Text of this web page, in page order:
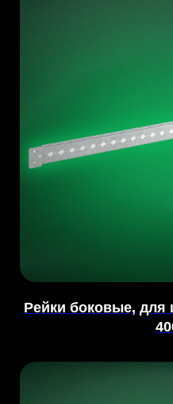
Рейки боковые, для